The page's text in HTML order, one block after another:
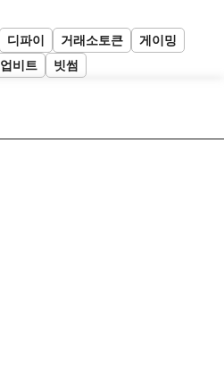
디파이 거래소토큰
게이밍
업비트 빗썸